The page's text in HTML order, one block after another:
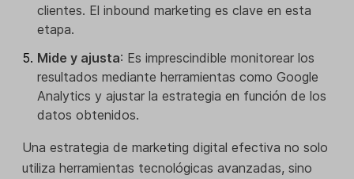
clientes. El inbound marketing es clave en esta
etapa.
Mide y ajusta: Es imprescindible monitorear los
resultados mediante herramientas como Google
Analytics y ajustar la estrategia en función de los
datos obtenidos.
Una estrategia de marketing digital efectiva no solo
utiliza herramientas tecnológicas avanzadas, sino